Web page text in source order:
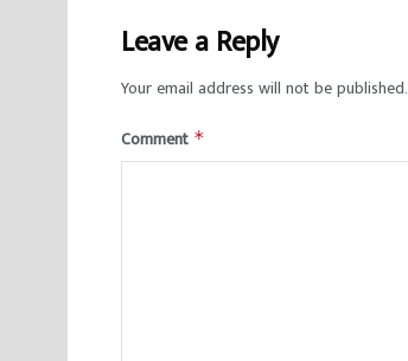
Leave a Reply
Your email address will not be published.
Comment *